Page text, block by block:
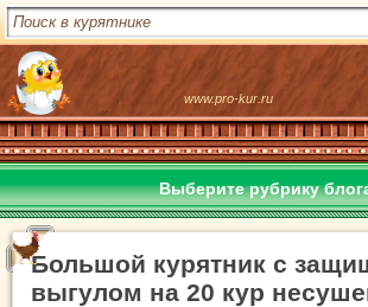
www.pro-kur.ru
Выберите рубрику
Большой курятник с
выгулом на 20 кур